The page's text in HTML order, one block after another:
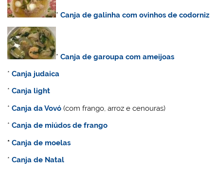
*Canja de galinha com ovinhos de codorniz
*Canja de garoupa com ameijoas
*Canja judaica
*Canja light
*Canja da Vovó (com frango, arroz e cenouras)
*Canja de miúdos de frango
*Canja de moelas
*Canja de Natal